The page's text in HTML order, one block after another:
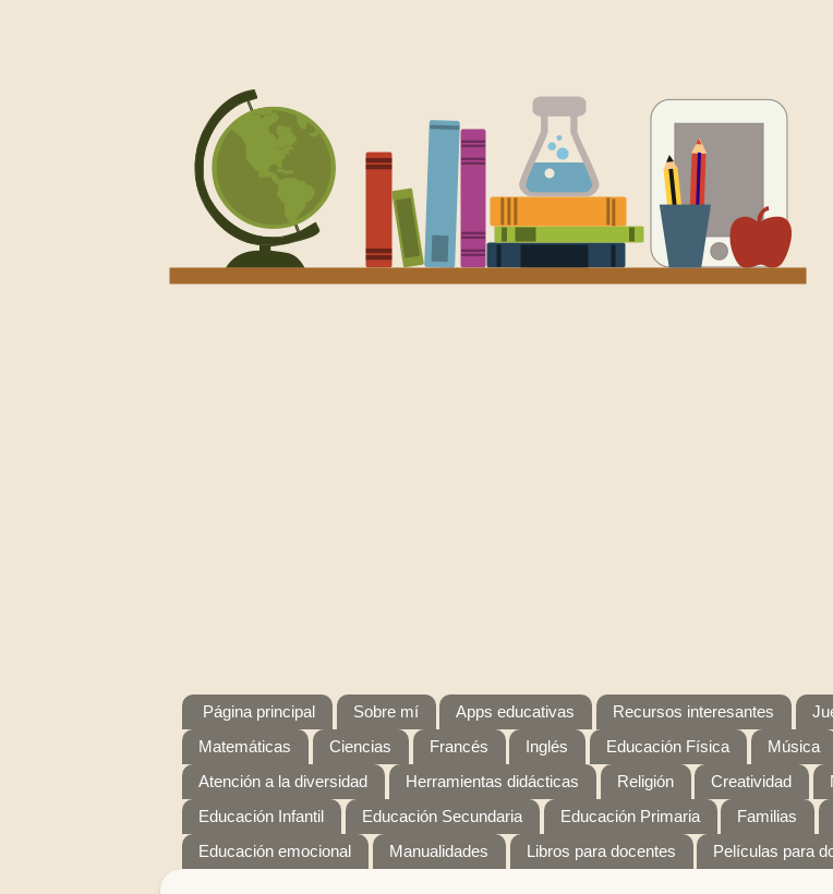
Página principal Sobre mí Apps educativas Recursos interesantes
Matemáticas
Ciencias Francés Inglés Educación Física Música
Atención a la diversidad
Herramientas didácticas Religión Creatividad
Educación Infantil
Educación Secundaria Educación Primaria Familias
Educación emocional
Manualidades Libros para docentes Películas para